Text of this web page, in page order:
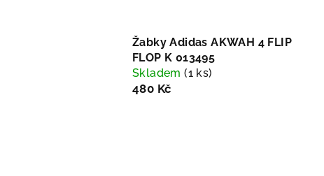
Žabky Adidas AKWAH 4 FLIP
FLOP K 013495
Skladem(1 ks)
480 Kč